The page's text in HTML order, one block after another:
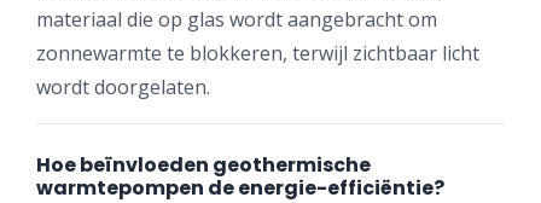
materiaal die op glas wordt aangebracht om
zonnewarmte te blokkeren, terwijl zichtbaar licht
wordt doorgelaten.
Hoe beïnvloeden geothermische
warmtepompen de energie-efficiëntie?